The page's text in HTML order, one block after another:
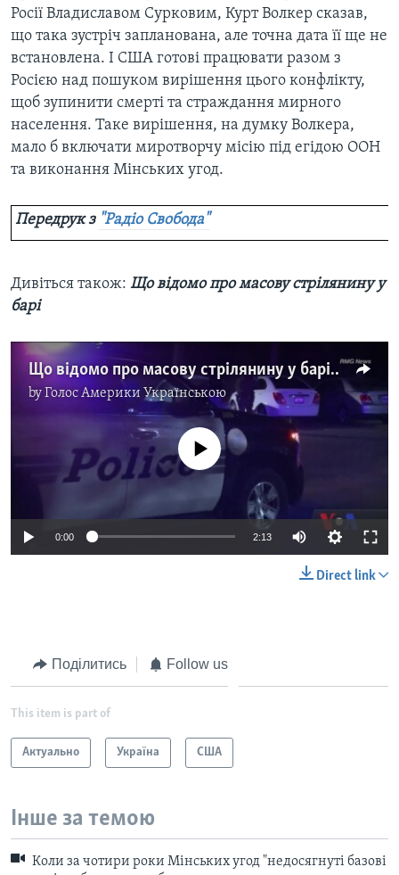
Росії Владиславом Сурковим, Курт Волкер сказав,
що така зустріч запланована, але точна дата її ще не
встановлена. І США готові працювати разом з
Росією над пошуком вирішення цього конфлікту,
щоб зупинити смерті та страждання мирного
населення. Таке вирішення, на думку Волкера,
мало б включати миротворчу місію під егідою ООН
та виконання Мінських угод.
Передрук з "Радіо Свобода"
Дивіться також: Що відомо про масову стрілянину у
барі
Що відомо про масову стрілянину у барі. Відео
byГолос Америки Українською
No media source currently available
0:00 2:13
Direct link
Поділитись Follow us
This item is part of
Актуально Україна США
Інше за темою
Коли за чотири роки Мінських угод "недосягнуті базові